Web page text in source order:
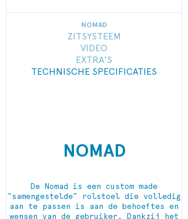
NOMAD
ZITSYSTEEM
VIDEO
EXTRA'S
TECHNISCHE SPECIFICATIES
NOMAD
De Nomad is een custom made
“samengestelde” rolstoel die volledig
aan te passen is aan de behoeftes en
wensen van de gebruiker. Dankzij het